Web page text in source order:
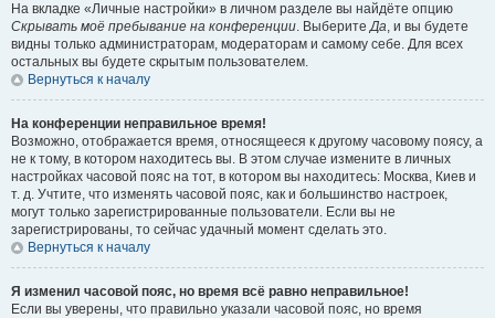
На вкладке «Личные настройки» в личном разделе вы найдёте опцию
Скрывать моё пребывание на конференции. ВыберитеДа, и вы будете
видны только администраторам, модераторам и самому себе. Для всех
остальных вы будете скрытым пользователем.
Вернуться к началу
На конференции неправильное время!
Возможно, отображается время, относящееся к другому часовому поясу, а
не к тому, в котором находитесь вы. В этом случае измените в личных
настройках часовой пояс на тот, в котором вы находитесь: Москва, Киев и
т. д. Учтите, что изменять часовой пояс, как и большинство настроек,
могут только зарегистрированные пользователи. Если вы не
зарегистрированы, то сейчас удачный момент сделать это.
Вернуться к началу
Я изменил часовой пояс, но время всё равно неправильное!
Если вы уверены, что правильно указали часовой пояс, но время